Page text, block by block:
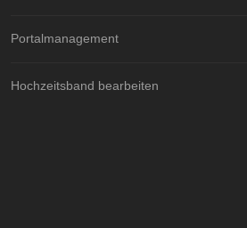
Portalmanagement
Hochzeitsband bearbeiten